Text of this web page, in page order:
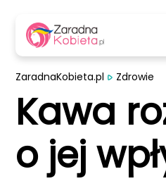
ZaradnaKobieta.pl Zdrowie
Kawa
o jej